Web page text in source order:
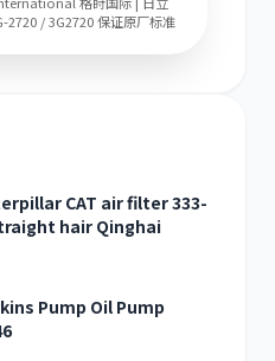
2720 / 3G2720 保证原厂标准
CAT air filter 333-
hair Qinghai
Pump Oil Pump